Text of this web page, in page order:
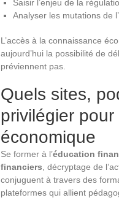
Saisir l’enjeu de la
Analyser les mutations de
L’accès à la connaissance
aujourd’hui la possibilité de
préviennent pas.
Quels sites,
privilégier pour
économique
Se former à l’éducation
financiers , décryptage de
conjuguent à travers des
plateformes qui allient